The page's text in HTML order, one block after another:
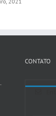
CONTATO